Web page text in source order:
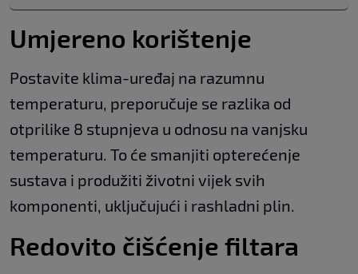
Umjereno korištenje
Postavite klima-uređaj na razumnu
temperaturu, preporučuje se razlika od
otprilike 8 stupnjeva u odnosu na vanjsku
temperaturu. To će smanjiti opterećenje
sustava i produžiti životni vijek svih
komponenti, uključujući i rashladni plin.
Redovito čišćenje filtara